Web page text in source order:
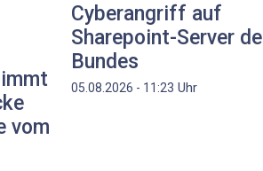
vom
Cyberangriff auf
Sharepoint-Server
Bundes
05.08.2026 - 11:23 Uhr